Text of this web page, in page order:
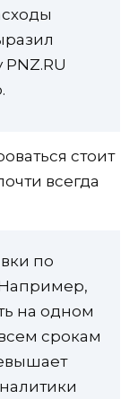
стоит
всегда
по
на одном
срокам